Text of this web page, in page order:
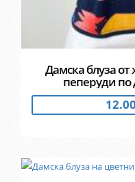
Дамска блуза от
пеперуди по